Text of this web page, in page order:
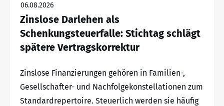
06.08.2026
Zinslose Darlehen als
Schenkungsteuerfalle: Stichtag schlägt
spätere Vertragskorrektur
Zinslose Finanzierungen gehören in Familien-,
Gesellschafter- und Nachfolgekonstellationen zum
Standardrepertoire. Steuerlich werden sie häufig